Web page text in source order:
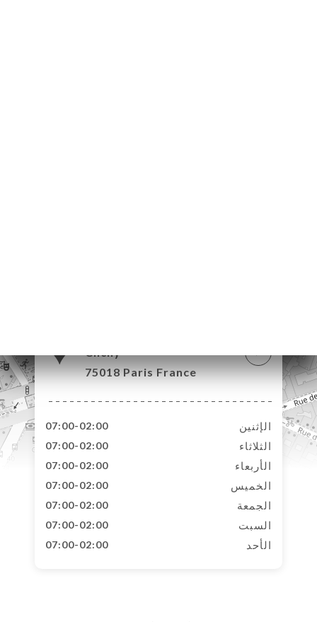
Clichy
75018 Paris France
الإثنين 07:00-02:00
الثلاثاء 07:00-02:00
الأربعاء 07:00-02:00
الخميس 07:00-02:00
الجمعة 07:00-02:00
السبت 07:00-02:00
الأحد 07:00-02:00